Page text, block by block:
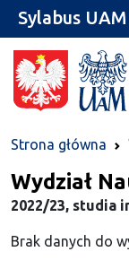
Strona główna
Sylabus UAM
Wydział
2022/23, studia
Brak danych do